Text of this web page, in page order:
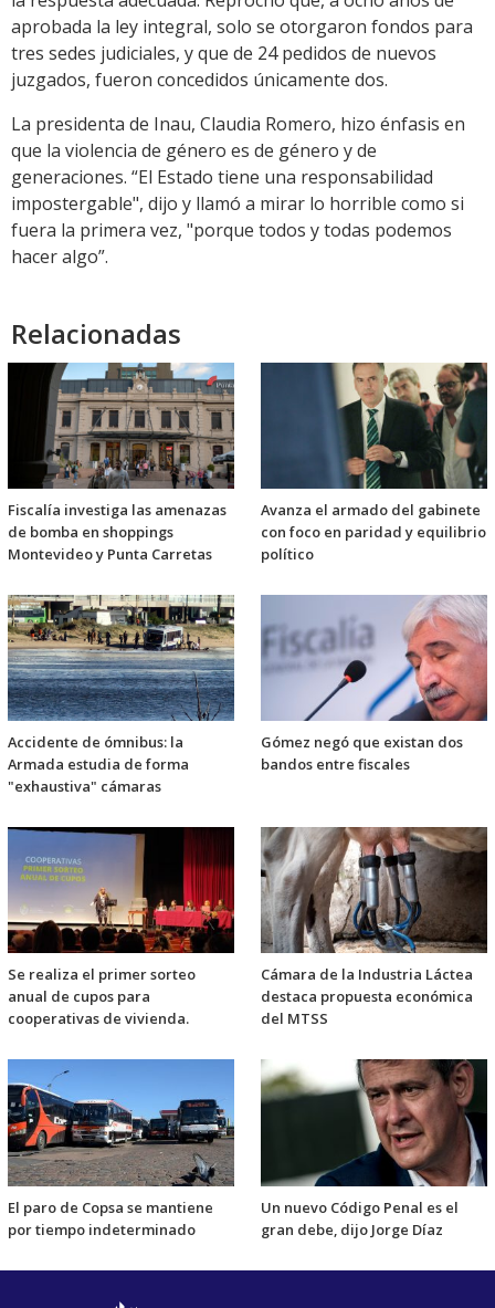
aprobada la ley integral, solo se otorgaron fondos para
tres sedes judiciales, y que de 24 pedidos de nuevos
juzgados, fueron concedidos únicamente dos.
La presidenta de Inau, Claudia Romero, hizo énfasis en
que la violencia de género es de género y de
generaciones. “El Estado tiene una responsabilidad
impostergable", dijo y llamó a mirar lo horrible como si
fuera la primera vez, "porque todos y todas podemos
hacer algo”.
Relacionadas
Fiscalía investiga las amenazas
de bomba en shoppings
Montevideo y Punta Carretas
Avanza el armado del gabinete
con foco en paridad y equilibrio
político
Accidente de ómnibus: la
Armada estudia de forma
"exhaustiva" cámaras
Gómez negó que existan dos
bandos entre fiscales
Se realiza el primer sorteo
anual de cupos para
cooperativas de vivienda.
Cámara de la Industria Láctea
destaca propuesta económica
del MTSS
El paro de Copsa se mantiene
por tiempo indeterminado
Un nuevo Código Penal es el
gran debe, dijo Jorge Díaz